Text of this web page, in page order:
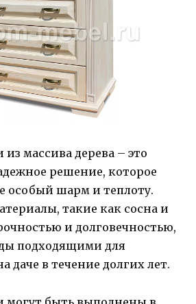
массива дерева – это
решение, которое
особый шарм и теплоту.
такие как сосна и
и долговечностью,
подходящими для
даче в течение долгих лет.